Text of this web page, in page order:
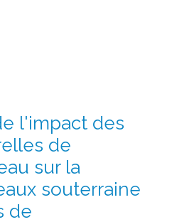
l'impact des
de
sur la
souterraine
de